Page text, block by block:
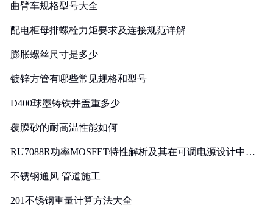
曲臂车规格型号大全
配电柜母排螺栓力矩要求及连接规范详解
膨胀螺丝尺寸是多少
镀锌方管有哪些常见规格和型号
D400球墨铸铁井盖重多少
覆膜砂的耐高温性能如何
RU7088R功率MOSFET特性解析及其在可调电源设计中的
不锈钢通风 管道施工
201不锈钢重量计算方法大全